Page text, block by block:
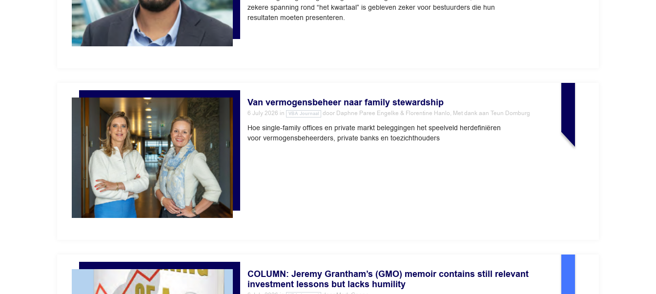
zekere spanning rond “het kwartaal” is gebleven zeker voor bestuurders die hun
resultaten moeten presenteren.
Van vermogensbeheer naar family stewardship
6 July 2026 in VBA Journaal door Daphne Paree Engelke & Florentine Hanlo, Met dank aan Teun Domburg
Hoe single-family offices en private markt beleggingen het speelveld herdefiniëren
voor vermogensbeheerders, private banks en toezichthouders
COLUMN: Jeremy Grantham’s (GMO) memoir contains still relevant
investment lessons but lacks humility